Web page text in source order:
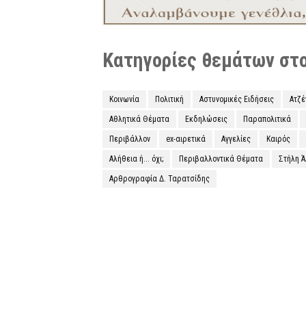
Κατηγορίες θεμάτων
Κοινωνία Πολιτική Αστυνομικές Ειδήσεις
Αθλητικά Θέματα Εκδηλώσεις Παραπολιτικά
Περιβάλλον ex-αιρετικά Αγγελίες Καιρός
Αλήθεια ή... όχι; Περιβαλλοντικά Θέματα Στήλη
Αρθρογραφία Δ. Ταρατσίδης